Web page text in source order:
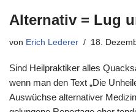
Alternativ = Lug
von Erich Lederer 18.
Sind Heilpraktiker alles
wenn man den Text „Die
Auswüchse alternativer